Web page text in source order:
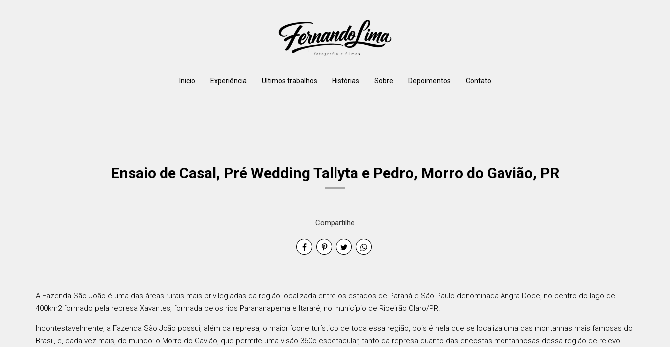
Inicio Experiência Ultimos trabalhos Histórias Sobre Depoimentos Contato
Ensaio de Casal, Pré Wedding Tallyta e Pedro, Morro do Gavião, PR
Compartilhe
A Fazenda São João é uma das áreas rurais mais privilegiadas da região localizada entre os estados de Paraná e São Paulo denominada Angra Doce, no centro do lago de
400km2 formado pela represa Xavantes, formada pelos rios Parananapema e Itararé, no município de Ribeirão Claro/PR.
Incontestavelmente, a Fazenda São João possui, além da represa, o maior ícone turístico de toda essa região, pois é nela que se localiza uma das montanhas mais famosas do
Brasil, e, cada vez mais, do mundo: o Morro do Gavião, que permite uma visão 360o espetacular, tanto da represa quanto das encostas montanhosas dessa região de relevo